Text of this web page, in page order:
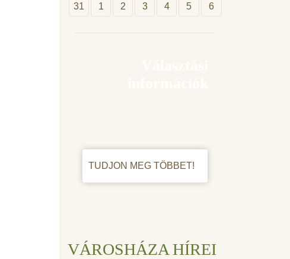
31 1 2 3 4 5 6
TUDJON MEG TÖBBET!
VÁROSHÁZA HÍREI